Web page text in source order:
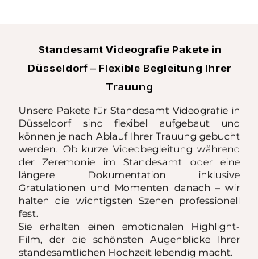
Standesamt Videografie Pakete in
Düsseldorf – Flexible Begleitung Ihrer
Trauung
Unsere Pakete für Standesamt Videografie in
Düsseldorf sind flexibel aufgebaut und
können je nach Ablauf Ihrer Trauung gebucht
werden. Ob kurze Videobegleitung während
der Zeremonie im Standesamt oder eine
längere Dokumentation inklusive
Gratulationen und Momenten danach – wir
halten die wichtigsten Szenen professionell
fest.
Sie erhalten einen emotionalen Highlight-
Film, der die schönsten Augenblicke Ihrer
standesamtlichen Hochzeit lebendig macht.